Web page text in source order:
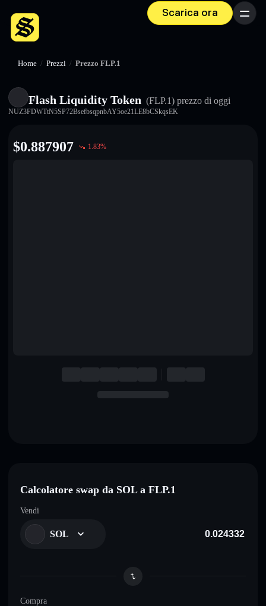
Scarica ora Menu
Home / Prezzi / Prezzo FLP.1
Flash Liquidity Token (FLP.1) prezzo di oggi
NUZ3FDWTtN5SP72BsefbsqpnbAY5oe21LE8bCSkqsEK
$0.887907 1.83%
Calcolatore swap da SOL a FLP.1
Vendi
SOL
Compra